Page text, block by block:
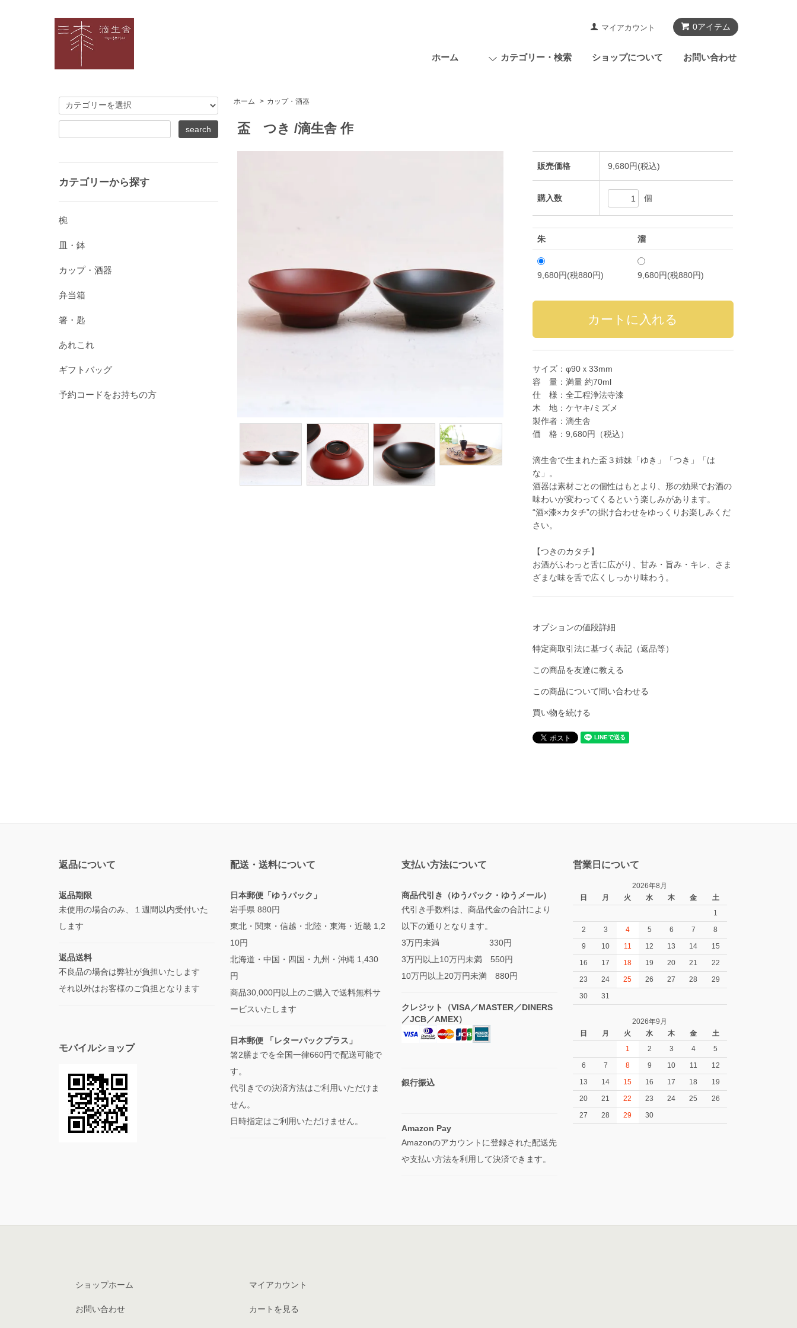
0アイテム
マイアカウント
ホーム カテゴリー・検索 ショップについて お問い合わせ
ホーム > カップ・酒器
盃 つき /滴生舎 作
販売価格 9,680円(税込)
購入数 個
朱 溜
9,680円(税880円) 9,680円(税880円)
サイズ：φ90ｘ33mm
容 量：満量 約70ml
仕 様：全工程浄法寺漆
木 地：ケヤキ/ミズメ
製作者：滴生舎
価 格：9,680円（税込）
滴生舎で生まれた盃３姉妹「ゆき」「つき」「は
な」。
酒器は素材ごとの個性はもとより、形の効果でお酒の
味わいが変わってくるという楽しみがあります。
“酒×漆×カタチ”の掛け合わせをゆっくりお楽しみくだ
さい。
【つきのカタチ】
お酒がふわっと舌に広がり、甘み・旨み・キレ、さま
ざまな味を舌で広くしっかり味わう。
オプションの値段詳細
特定商取引法に基づく表記（返品等）
この商品を友達に教える
この商品について問い合わせる
買い物を続ける
カテゴリーから探す
椀
皿・鉢
カップ・酒器
弁当箱
箸・匙
あれこれ
ギフトバッグ
予約コードをお持ちの方
返品について
返品期限
未使用の場合のみ、１週間以内受付いた
します
返品送料
不良品の場合は弊社が負担いたします
それ以外はお客様のご負担となります
配送・送料について
日本郵便「ゆうパック」
岩手県 880円
東北・関東・信越・北陸・東海・近畿 1,2
10円
北海道・中国・四国・九州・沖縄 1,430
円
商品30,000円以上のご購入で送料無料サ
ービスいたします
日本郵便 「レターパックプラス」
箸2膳までを全国一律660円で配送可能で
す。
代引きでの決済方法はご利用いただけま
せん。
日時指定はご利用いただけません。
支払い方法について
商品代引き（ゆうパック・ゆうメール）
代引き手数料は、商品代金の合計により
以下の通りとなります。
3万円未満 330円
3万円以上10万円未満 550円
10万円以上20万円未満 880円
クレジット（VISA／MASTER／DINERS
／JCB／AMEX）
銀行振込
Amazon Pay
Amazonのアカウントに登録された配送先
や支払い方法を利用して決済できます。
営業日について
2026年8月
日
月 火 水 木 金
土
1
2
3 4 5 6 7
8
9
10 11 12 13 14
15
16
17 18 19 20 21
22
23
24 25 26 27 28
29
30
31
2026年9月
日
月 火 水 木 金
土
1
2 3 4
5
6
7 8 9 10 11
12
13
14 15 16 17 18
19
20
21 22 23 24 25
26
27
28 29 30
モバイルショップ
ショップホーム
お問い合わせ
マイアカウント
カートを見る